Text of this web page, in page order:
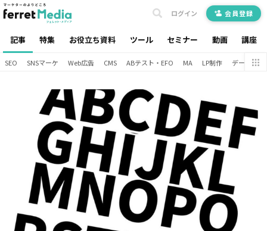
記事 特集 お役立ち資料 ツール セミナー 動画 講座
ログイン 会員登録
SEO SNSマーケ Web広告 CMS ABテスト・EFO MA LP制作 データ分析